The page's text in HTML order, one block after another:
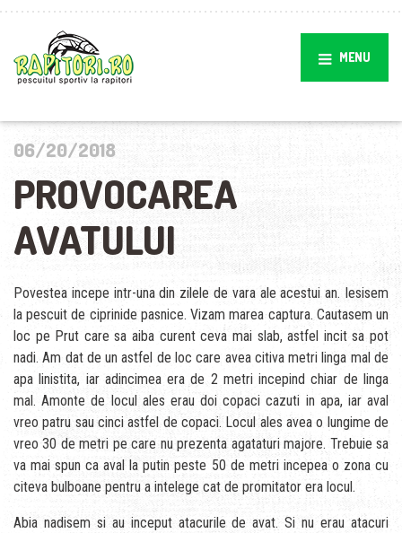
MENU
06/20/2018
PROVOCAREA
AVATULUI
Povestea incepe intr-una din zilele de vara ale acestui an. Iesisem
la pescuit de ciprinide pasnice. Vizam marea captura. Cautasem un
loc pe Prut care sa aiba curent ceva mai slab, astfel incit sa pot
nadi. Am dat de un astfel de loc care avea citiva metri linga mal de
apa linistita, iar adincimea era de 2 metri incepind chiar de linga
mal. Amonte de locul ales erau doi copaci cazuti in apa, iar aval
vreo patru sau cinci astfel de copaci. Locul ales avea o lungime de
vreo 30 de metri pe care nu prezenta agataturi majore. Trebuie sa
va mai spun ca aval la putin peste 50 de metri incepea o zona cu
citeva bulboane pentru a intelege cat de promitator era locul.
Abia nadisem si au inceput atacurile de avat. Si nu erau atacuri